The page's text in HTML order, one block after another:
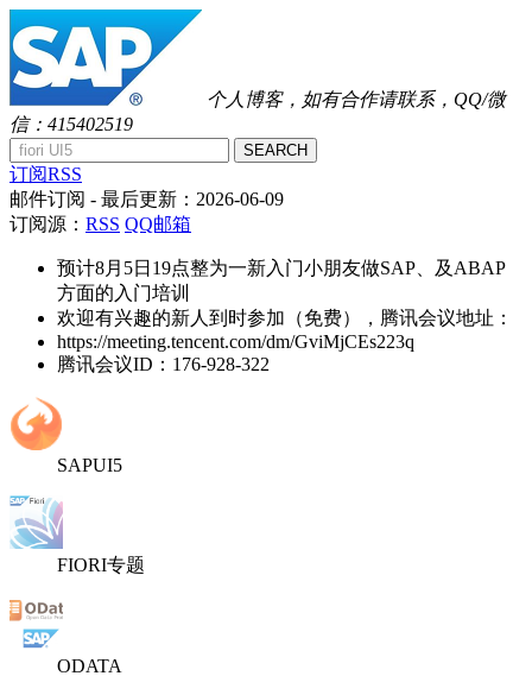
个人博客，如有合作请联系，QQ/微
信：415402519
SEARCH
订阅RSS
邮件订阅 - 最后更新： 2026-06-09
订阅源： RSS QQ邮箱
预计8月5日19点整为一新入门小朋友做SAP、及ABAP
方面的入门培训
欢迎有兴趣的新人到时参加（免费），腾讯会议地址：
https://meeting.tencent.com/dm/GviMjCEs223q
腾讯会议ID：176-928-322
SAPUI5
FIORI专题
ODATA